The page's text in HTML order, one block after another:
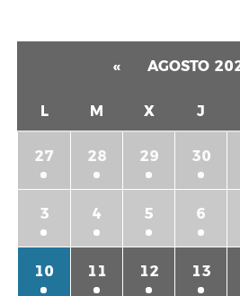
« AGOSTO
L M X J
27 28 29 30
3 4 5 6
10 11 12 13